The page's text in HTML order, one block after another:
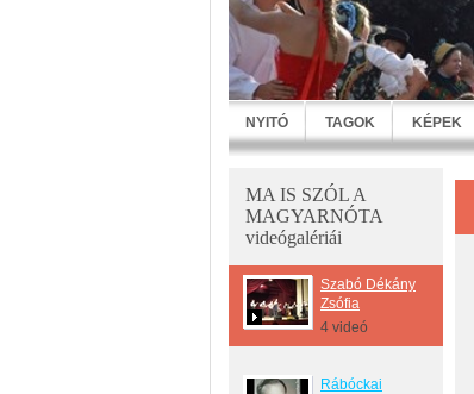
NYITÓ TAGOK KÉPEK
MA IS SZÓL A
MAGYARNÓTA
videógalériái
Szabó Dékány
Zsófia
4 videó
Rábóckai